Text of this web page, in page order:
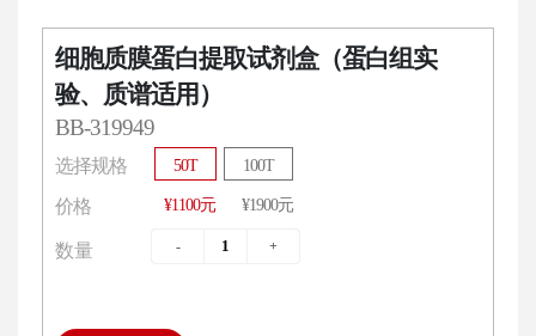
细胞质膜蛋白提取试剂盒（蛋白组实
验、质谱适用）
BB-319949
选择规格 50T 100T
价格 ¥1100元 ¥1900元
数量